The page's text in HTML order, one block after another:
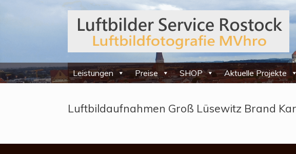
Leistungen Preise SHOP Aktuelle Projekte
Luftbildaufnahmen Groß Lüsewitz Brand